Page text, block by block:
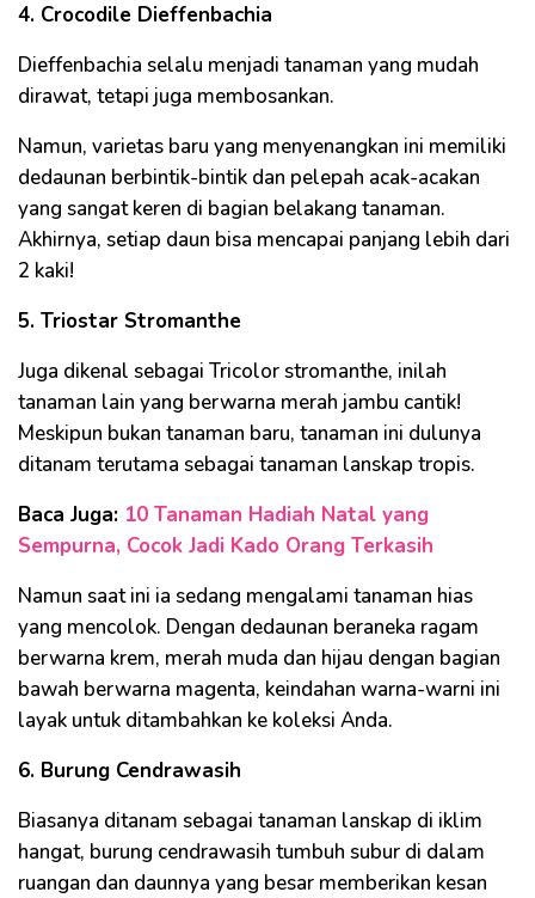
4. Crocodile Dieffenbachia
Dieffenbachia selalu menjadi tanaman yang mudah
dirawat, tetapi juga membosankan.
Namun, varietas baru yang menyenangkan ini memiliki
dedaunan berbintik-bintik dan pelepah acak-acakan
yang sangat keren di bagian belakang tanaman.
Akhirnya, setiap daun bisa mencapai panjang lebih dari
2 kaki!
5. Triostar Stromanthe
Juga dikenal sebagai Tricolor stromanthe, inilah
tanaman lain yang berwarna merah jambu cantik!
Meskipun bukan tanaman baru, tanaman ini dulunya
ditanam terutama sebagai tanaman lanskap tropis.
Baca Juga: 10 Tanaman Hadiah Natal yang
Sempurna, Cocok Jadi Kado Orang Terkasih
Namun saat ini ia sedang mengalami tanaman hias
yang mencolok. Dengan dedaunan beraneka ragam
berwarna krem, merah muda dan hijau dengan bagian
bawah berwarna magenta, keindahan warna-warni ini
layak untuk ditambahkan ke koleksi Anda.
6. Burung Cendrawasih
Biasanya ditanam sebagai tanaman lanskap di iklim
hangat, burung cendrawasih tumbuh subur di dalam
ruangan dan daunnya yang besar memberikan kesan